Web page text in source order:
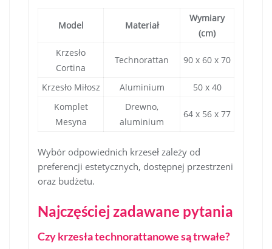
Model Materiał
Wymiary
(cm)
Krzesło
Cortina
Technorattan 90 x 60 x 70
Krzesło Miłosz Aluminium
50 x 40
Komplet
Mesyna
Drewno,
aluminium
64 x 56 x 77
Wybór odpowiednich krzeseł zależy od
preferencji estetycznych, dostępnej przestrzeni
oraz budżetu.
Najczęściej zadawane pytania
Czy krzesła technorattanowe są trwałe?